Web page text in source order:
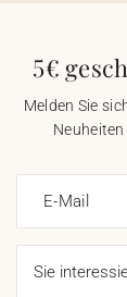
5€
Melden Sie
E-Mail